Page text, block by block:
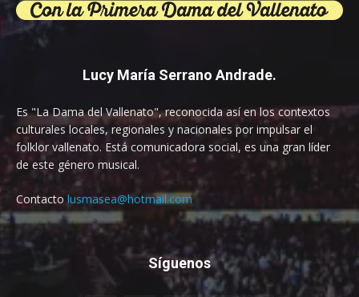
Lucy María Serrano Andrade.
Es "La Dama del Vallenato", reconocida así en los contextos
culturales locales, regionales y nacionales por impulsar el
folklor vallenato. Está comunicadora social, es una gran líder
de este género musical.
Contacto lusmasea@hotmail.com
Síguenos